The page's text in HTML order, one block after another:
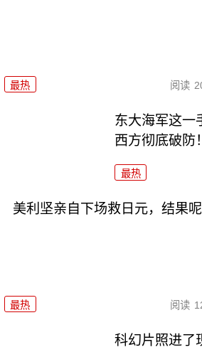
最热 阅读
东大海军这一
西方彻底破防！
最热
美利坚亲自下场救日元，结果
最热 阅读
科幻片照进了